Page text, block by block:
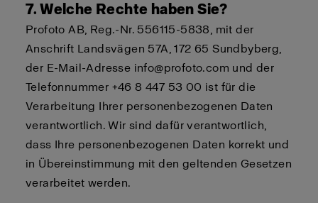
7. Welche Rechte haben Sie?
Profoto AB, Reg.-Nr. 556115-5838, mit der
Anschrift Landsvägen 57A, 172 65 Sundbyberg,
der E-Mail-Adresse info@profoto.com und der
Telefonnummer +46 8 447 53 00 ist für die
Verarbeitung Ihrer personenbezogenen Daten
verantwortlich. Wir sind dafür verantwortlich,
dass Ihre personenbezogenen Daten korrekt und
in Übereinstimmung mit den geltenden Gesetzen
verarbeitet werden.